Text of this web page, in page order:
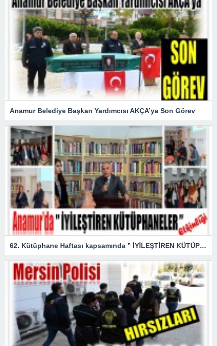
Anamur Belediye Başkan Yardımcısı AKÇA’ya Son Görev
62. Kütüphane Haftası kapsamında ” İYİLEŞTİREN KÜTÜPHANELER ” etkinliği düzenlendi.